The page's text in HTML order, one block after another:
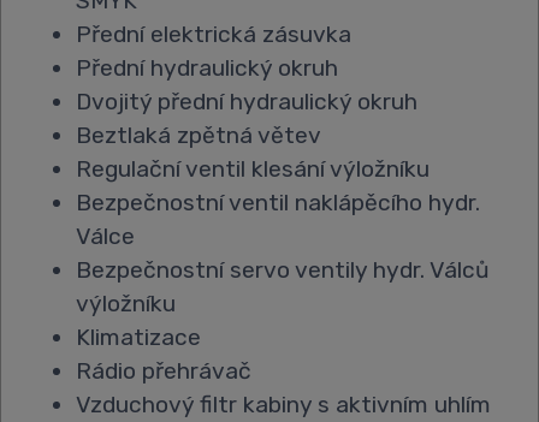
Přední elektrická zásuvka
Přední hydraulický okruh
Dvojitý přední hydraulický okruh
Beztlaká zpětná větev
Regulační ventil klesání výložníku
Bezpečnostní ventil naklápěcího hydr.
Válce
Bezpečnostní servo ventily hydr. Válců
výložníku
Klimatizace
Rádio přehrávač
Vzduchový filtr kabiny s aktivním uhlím